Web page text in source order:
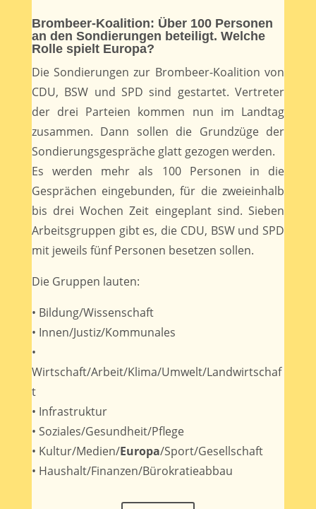
Brombeer-Koalition: Über 100 Personen
an den Sondierungen beteiligt. Welche
Rolle spielt Europa?
Die Sondierungen zur Brombeer-Koalition von
CDU, BSW und SPD sind gestartet. Vertreter
der drei Parteien kommen nun im Landtag
zusammen. Dann sollen die Grundzüge der
Sondierungsgespräche glatt gezogen werden.
Es werden mehr als 100 Personen in die
Gesprächen eingebunden, für die zweieinhalb
bis drei Wochen Zeit eingeplant sind. Sieben
Arbeitsgruppen gibt es, die CDU, BSW und SPD
mit jeweils fünf Personen besetzen sollen.
Die Gruppen lauten:
• Bildung/Wissenschaft
• Innen/Justiz/Kommunales
•
Wirtschaft/Arbeit/Klima/Umwelt/Landwirtschaf
t
• Infrastruktur
• Soziales/Gesundheit/Pflege
• Kultur/Medien/Europa/Sport/Gesellschaft
• Haushalt/Finanzen/Bürokratieabbau